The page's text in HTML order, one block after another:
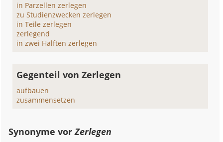
in Parzellen zerlegen
zu Studienzwecken zerlegen
in Teile zerlegen
zerlegend
in zwei Hälften zerlegen
Gegenteil von Zerlegen
aufbauen
zusammensetzen
Synonyme vorZerlegen